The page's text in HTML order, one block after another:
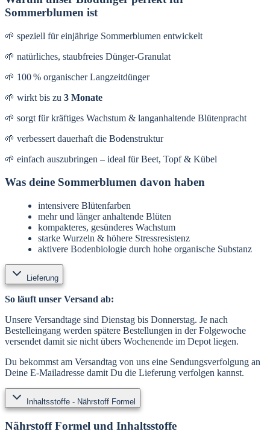
Sommerblumen ist
🌱 speziell für einjährige Sommerblumen entwickelt
🌱 natürliches, staubfreies Dünger-Granulat
🌱 100 % organischer Langzeitdünger
🌱 wirkt bis zu 3 Monate
🌱 sorgt für kräftiges Wachstum & langanhaltende Blütenpracht
🌱 verbessert dauerhaft die Bodenstruktur
🌱 einfach auszubringen – ideal für Beet, Topf & Kübel
Was deine Sommerblumen davon haben
intensivere Blütenfarben
mehr und länger anhaltende Blüten
kompakteres, gesünderes Wachstum
starke Wurzeln & höhere Stressresistenz
aktivere Bodenbiologie durch hohe organische Substanz
Lieferung
So läuft unser Versand ab:
Unsere Versandtage sind Dienstag bis Donnerstag. Je nach
Bestelleingang werden spätere Bestellungen in der Folgewoche
versendet damit sie nicht übers Wochenende im Depot liegen.
Du bekommst am Versandtag von uns eine Sendungsverfolgung an
Deine E-Mailadresse damit Du die Lieferung verfolgen kannst.
Inhaltsstoffe - Nährstoff Formel
Nährstoff Formel und Inhaltsstoffe